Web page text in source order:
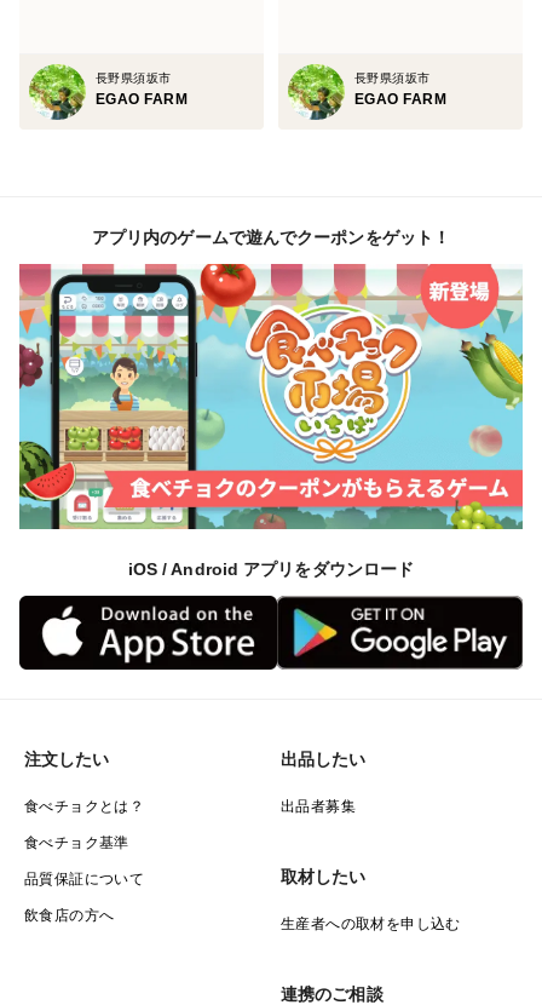
房の美しさも好評で、贈答用としても人気があります。
▼農園紹介
『人生で一番美味しいブドウとの出会い』を提供するた
めに、１粒１粒に想いを込めてこれからも大切にブドウ
を育てていきます。日本中そして世界中に優しい時間と
笑顔が広がりますように。
▼注文に際しての注意点（配送方法や納期指定など）
※日時指定はご遠慮いただいております。
※台風、豪雨、極度な日照不足などの自然災害や予期せ
ぬ出来事により収穫が困難になった場合、誠に勝手なが
らご注文をキャンセルさせていただく場合がございま
す。何卒ご理解ご了承の上、ご注文ください。
※細心の注意を払い梱包・発送しておりますが、ブドウ
お願い申し上げます。
※写真はイメージです。
長野県須坂市
EGAO FARM
長野県須坂市
EGAO FARM
アプリ内のゲームで遊んでクーポンをゲット！
iOS / Android アプリをダウンロード
注文したい
食べチョクとは？
食べチョク基準
品質保証について
飲食店の方へ
出品したい
出品者募集
取材したい
生産者への取材を申し込む
連携のご相談